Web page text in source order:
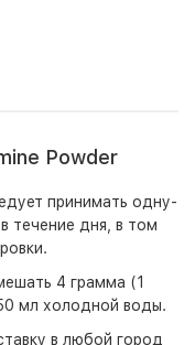
Powder
принимать одну-
течение дня, в том
4 грамма (1
мл холодной воды.
в любой город